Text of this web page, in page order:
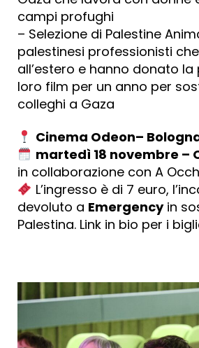
campi profughi
– Selezione di Palestine
palestinesi professionisti
all’estero e hanno donato la
loro film per un anno per
colleghi a Gaza
Cinema Odeon–
martedì 18 novembre –
in collaborazione con A
L’ingresso è di 7 euro,
devoluto a Emergencyin
Palestina. Link in bio per i